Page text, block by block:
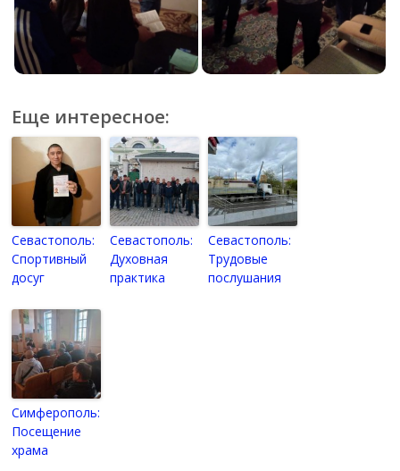
Еще интересное:
Севастополь:
Спортивный
досуг
Севастополь:
Духовная
практика
Севастополь:
Трудовые
послушания
Симферополь:
Посещение
храма